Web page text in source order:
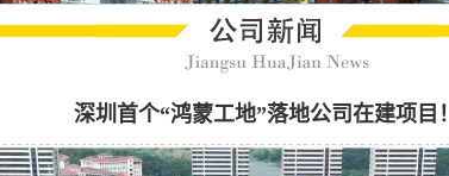
深圳首个“鸿蒙工地”落地公司在建项目！